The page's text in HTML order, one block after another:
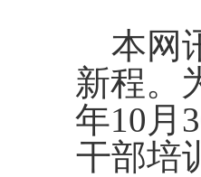
本网
新程。
年10 月
干部培